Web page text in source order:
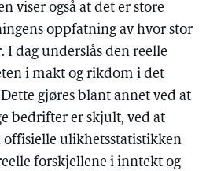
viser også at det er store
oppfatning av hvor stor
dag underslås den reelle
i makt og rikdom i det
gjøres blant annet ved at
bedrifter er skjult, ved at
ulikhetsstatistikken
forskjellene i inntekt og